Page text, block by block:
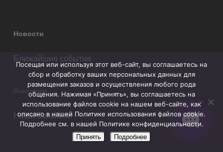
Новости
Ближайшия события
Вакансии
Наши Вакансии
Посещая или используя этот веб-сайт, вы соглашаетесь на
сбор и обработку ваших персональных данных для
размещения заказов и осуществления любого рода
общения. Нажимая «Принять», вы соглашаетесь на
использование файлов cookie на нашем веб-сайте, как
описано в нашей Политике использования файлов cookie.
Подробнее см. в нашей Политике конфиденциальности.
Принять Подробнее